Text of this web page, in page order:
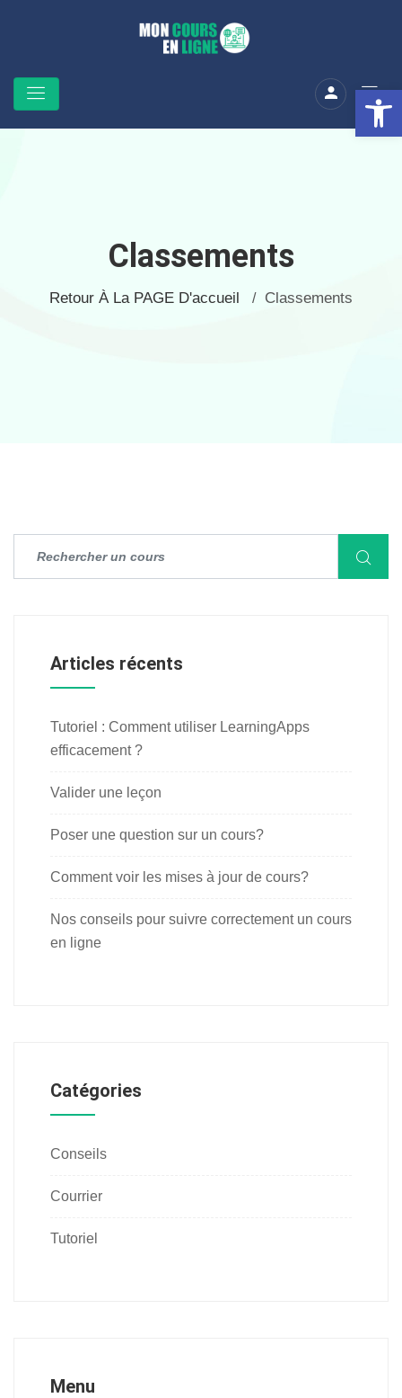
Classements
Retour À La PAGE D'accueil / Classements
Articles récents
Tutoriel : Comment utiliser LearningApps
efficacement ?
Valider une leçon
Poser une question sur un cours?
Comment voir les mises à jour de cours?
Nos conseils pour suivre correctement un cours
en ligne
Catégories
Conseils
Courrier
Tutoriel
Menu